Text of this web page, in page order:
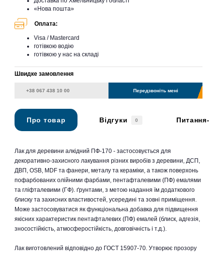
«Нова пошта»
Оплата:
Visa / Mastercard
готівкою водію
готівкою у нас на складі
Швидке замовлення
Передзвоніть мені
Про товар Відгуки 0 Питання-
Лак для деревини алкідний ПФ-170 - застосовується для
декоративно-захисного лакування різних виробів з деревини, ДСП,
ДВП, OSB, MDF та фанери, металу та кераміки, а також поверхонь
пофарбованих олійними фарбами, пентафталевими (ПФ) емалями
та гліфталевими (ГФ). ґрунтами, з метою надання їм додаткового
блиску та захисних властивостей, усередині та зовні приміщення.
Може застосовуватися як функціональна добавка для підвищення
якісних характеристик пентафталевих (ПФ) емалей (блиск, адгезія,
зносостійкість, атмосферостійкість, довговічність і т.д.).
Лак виготовлений відповідно до ГОСТ 15907-70. Утворює прозору